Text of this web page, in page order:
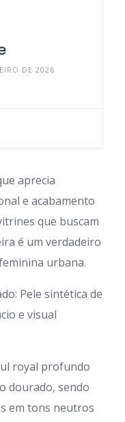
DE 2026
aprecia
e acabamento
que buscam
é um verdadeiro
urbana.
Pele sintética de
e visual
royal profundo
dourado, sendo
em tons neutros